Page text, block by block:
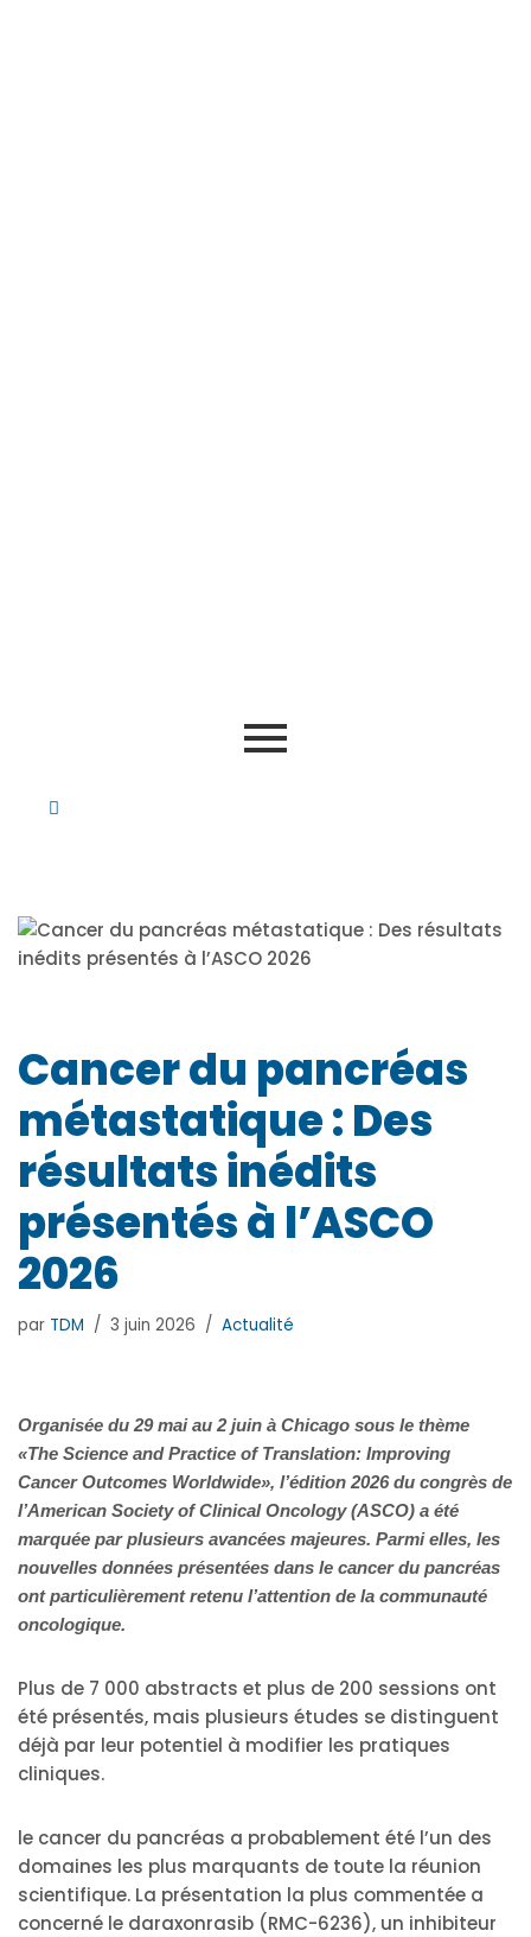
Cancer du pancréas
métastatique : Des
résultats inédits
présentés à l’ASCO
2026
par TDM 3 juin 2026 Actualité
Organisée du 29 mai au 2 juin à Chicago sous le thème
«The Science and Practice of Translation: Improving
Cancer Outcomes Worldwide», l’édition 2026 du congrès de
l’American Society of Clinical Oncology (ASCO) a été
marquée par plusieurs avancées majeures. Parmi elles, les
nouvelles données présentées dans le cancer du pancréas
ont particulièrement retenu l’attention de la communauté
oncologique.
Plus de 7 000 abstracts et plus de 200 sessions ont
été présentés, mais plusieurs études se distinguent
déjà par leur potentiel à modifier les pratiques
cliniques.
le cancer du pancréas a probablement été l’un des
domaines les plus marquants de toute la réunion
scientifique. La présentation la plus commentée a
concerné le daraxonrasib (RMC-6236), un inhibiteur